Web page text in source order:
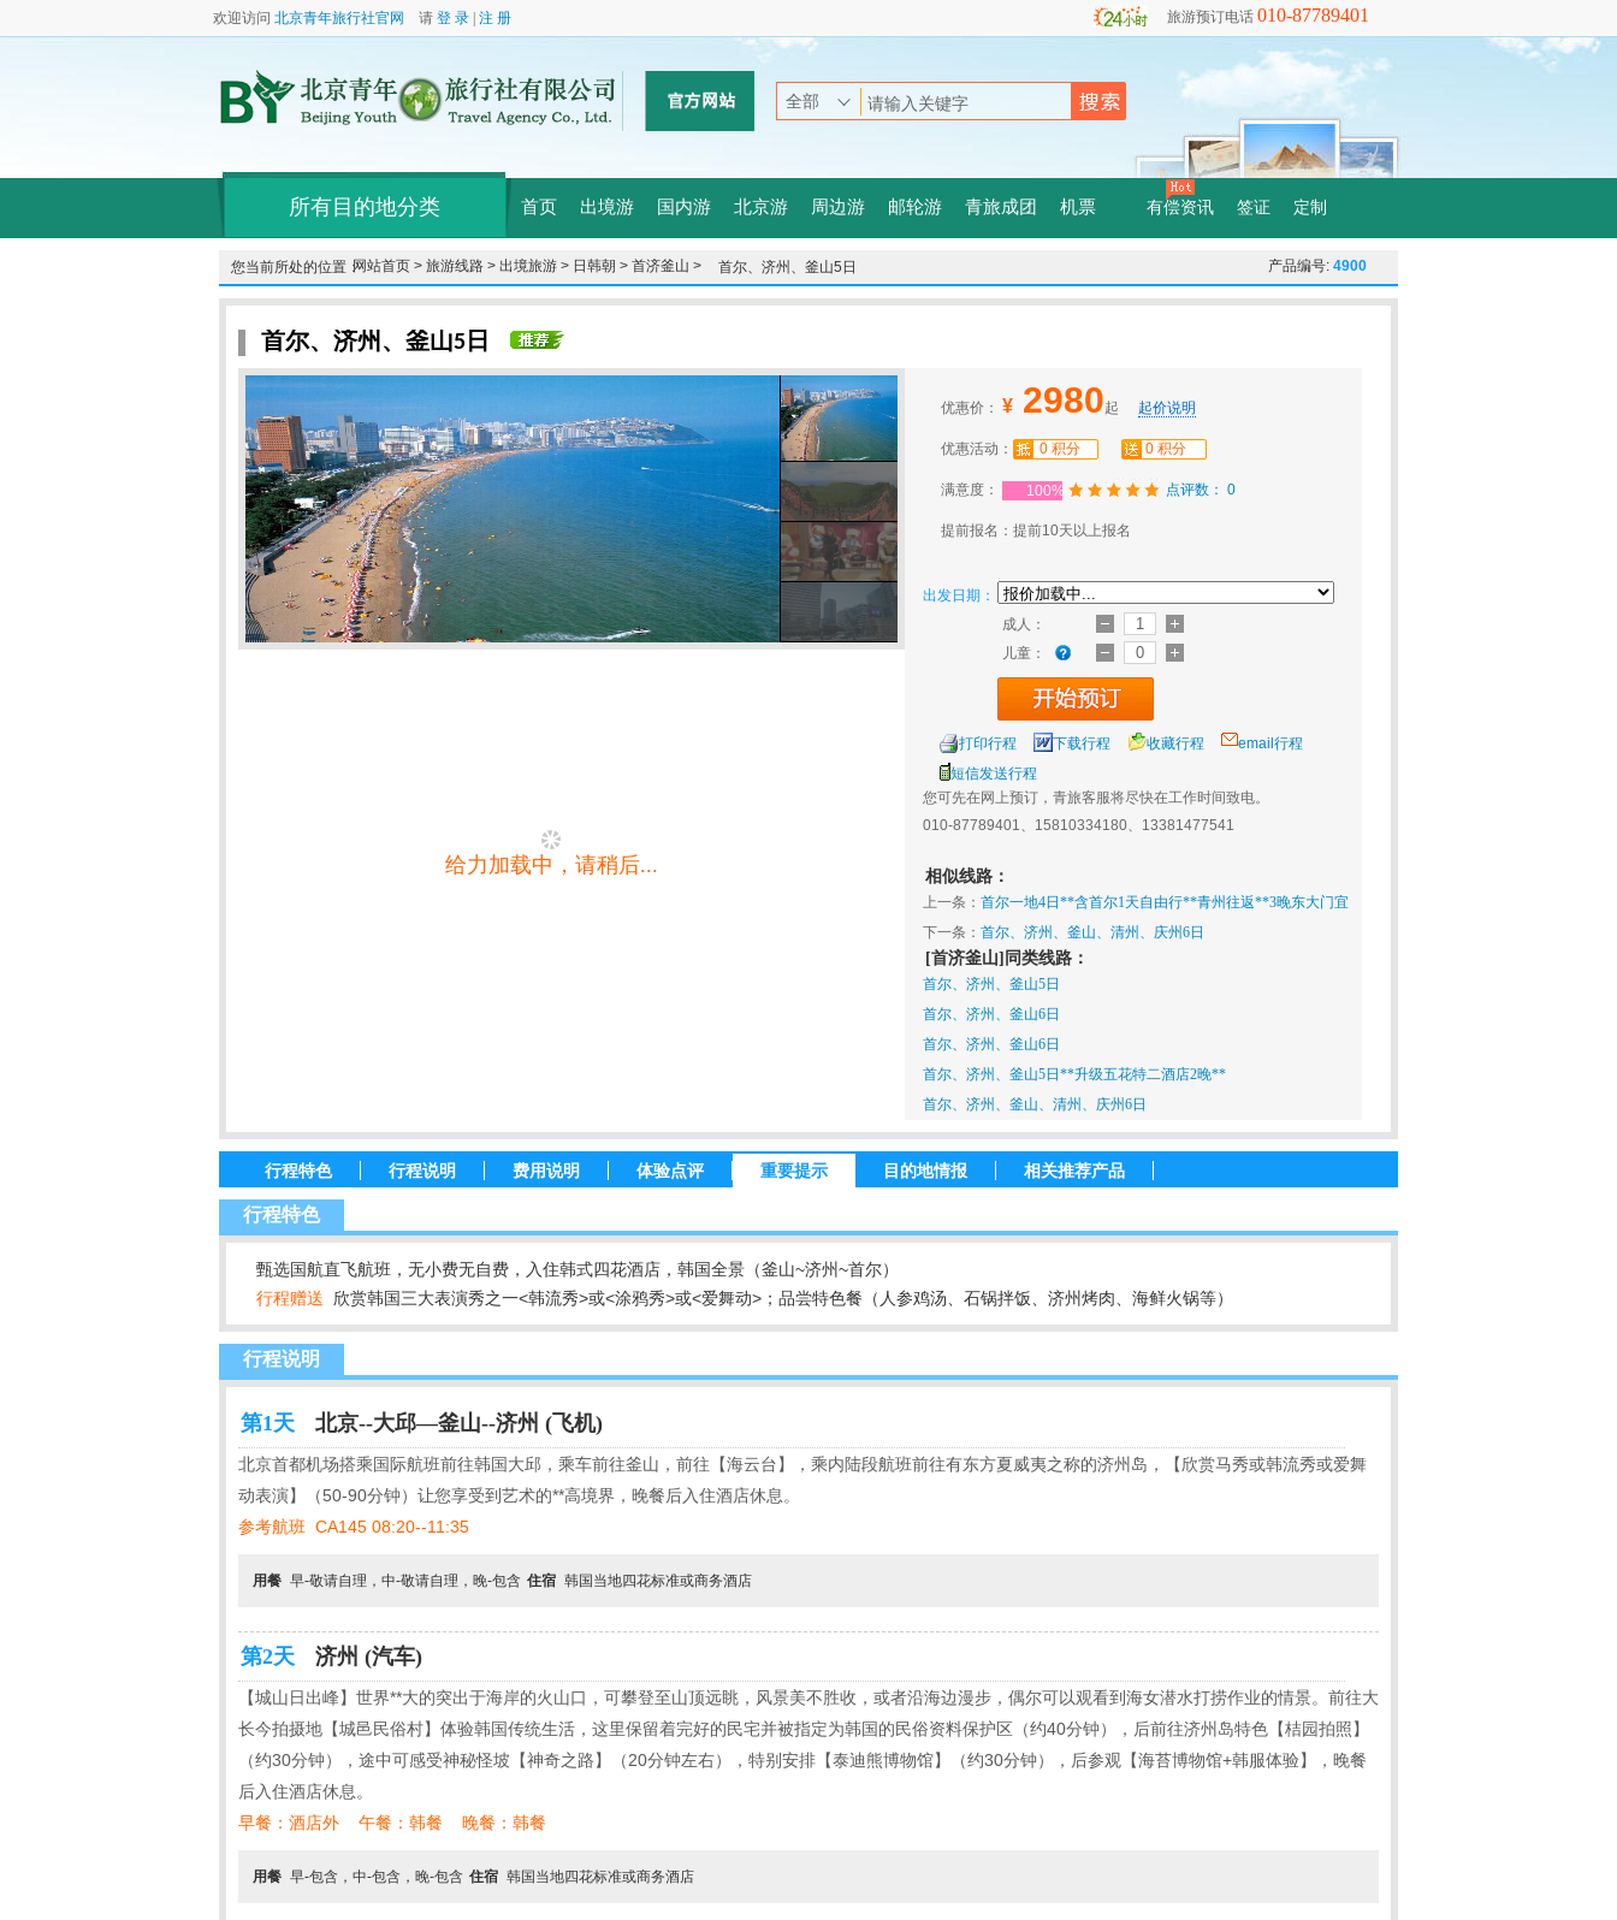
欢迎访问 北京青年旅行社官网 请 登 录 注 册 旅游预订电话 010-87789401
所有目的地分类 首页 出境游 国内游 北京游 周边游 邮轮游 青旅成团 机票 有偿资讯 签证 定制
您当前所处的位置：网站首页 > 旅游线路 > 出境旅游 > 日韩朝 > 首济釜山 > 首尔、济州、釜山5日 产品编号: 4900
首尔、济州、釜山5日
给力加载中，请稍后...
优惠价： ¥ 2980起 起价说明
优惠活动： 0 积分 0 积分
满意度： 100% 点评数： 0
提前报名：提前10天以上报名
出发日期：
成人：
儿童：
打印行程 下载行程 收藏行程
email行程
短信发送行程
您可先在网上预订，青旅客服将尽快在工作时间致电。
010-87789401、15810334180、13381477541
相似线路：
上一条： 首尔一地4日**含首尔1天自由行**青州往返**3晚东大门宜
必思
下一条： 首尔、济州、釜山、清州、庆州6日
[首济釜山]同类线路：
首尔、济州、釜山5日
首尔、济州、釜山6日
首尔、济州、釜山6日
首尔、济州、釜山5日**升级五花特二酒店2晚**
首尔、济州、釜山、清州、庆州6日
行程特色 行程说明 费用说明 体验点评 重要提示 目的地情报 相关推荐产品
行程特色
甄选国航直飞航班，无小费无自费，入住韩式四花酒店，韩国全景（釜山~济州~首尔）
行程赠送 欣赏韩国三大表演秀之一<韩流秀>或<涂鸦秀>或<爱舞动>；品尝特色餐（人参鸡汤、石锅拌饭、济州烤肉、海鲜火锅等）
行程说明
第1天 北京--大邱—釜山--济州 (飞机)
北京首都机场搭乘国际航班前往韩国大邱，乘车前往釜山，前往【海云台】，乘内陆段航班前往有东方夏威夷之称的济州岛，【欣赏马秀或韩流秀或爱舞
动表演】（50-90分钟）让您享受到艺术的**高境界，晚餐后入住酒店休息。
参考航班 CA145 08:20--11:35
用餐 早-敬请自理，中-敬请自理，晚-包含 住宿 韩国当地四花标准或商务酒店
第2天 济州 (汽车)
【城山日出峰】世界**大的突出于海岸的火山口，可攀登至山顶远眺，风景美不胜收，或者沿海边漫步，偶尔可以观看到海女潜水打捞作业的情景。前往大
长今拍摄地【城邑民俗村】体验韩国传统生活，这里保留着完好的民宅并被指定为韩国的民俗资料保护区（约40分钟），后前往济州岛特色【桔园拍照】
（约30分钟），途中可感受神秘怪坡【神奇之路】（20分钟左右），特别安排【泰迪熊博物馆】（约30分钟），后参观【海苔博物馆+韩服体验】，晚餐
后入住酒店休息。
早餐：酒店外 午餐：韩餐 晚餐：韩餐
用餐 早-包含，中-包含，晚-包含 住宿 韩国当地四花标准或商务酒店